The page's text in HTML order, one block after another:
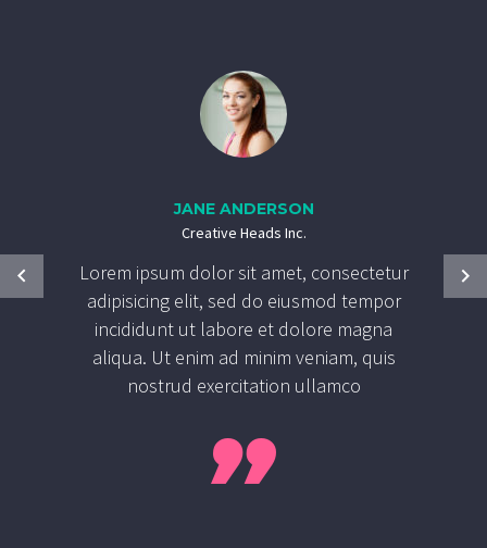
JANE ANDERSON
Creative Heads Inc.
Lorem ipsum dolor sit amet, consectetur
adipisicing elit, sed do eiusmod tempor
incididunt ut labore et dolore magna
aliqua. Ut enim ad minim veniam, quis
nostrud exercitation ullamco
